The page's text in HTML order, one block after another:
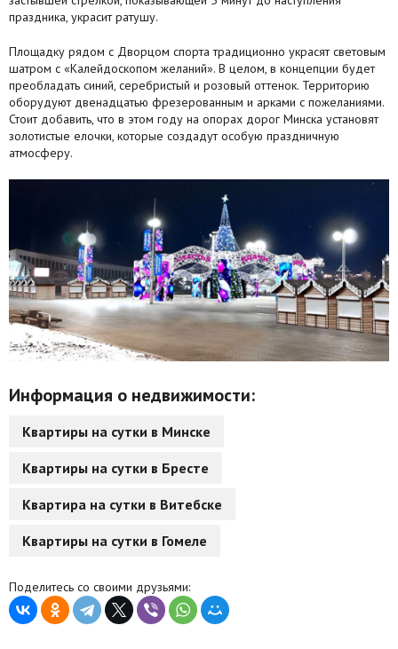
праздника, украсит ратушу.
Площадку рядом с Дворцом спорта традиционно украсят световым
шатром с «Калейдоскопом желаний». В целом, в концепции будет
преобладать синий, серебристый и розовый оттенок. Территорию
оборудуют двенадцатью фрезерованным и арками с пожеланиями.
Стоит добавить, что в этом году на опорах дорог Минска установят
золотистые елочки, которые создадут особую праздничную
атмосферу.
Информация о недвижимости:
Квартиры на сутки в Минске
Квартиры на сутки в Бресте
Квартира на сутки в Витебске
Квартиры на сутки в Гомеле
Поделитесь со своими друзьями: